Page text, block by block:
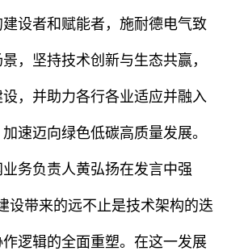
设者和赋能者，施耐德电气致
，坚持技术创新与生态共赢，
，并助力各行各业适应并融入
速迈向绿色低碳高质量发展。
务负责人黄弘扬在发言中强
设带来的远不止是技术架构的迭
逻辑的全面重塑。在这一发展